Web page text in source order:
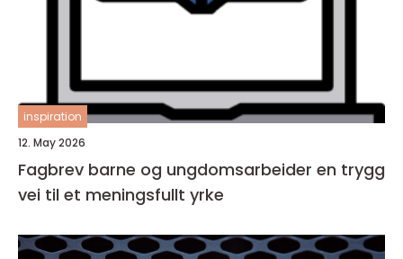
inspiration
12. May 2026
Fagbrev barne og ungdomsarbeider en trygg
vei til et meningsfullt yrke